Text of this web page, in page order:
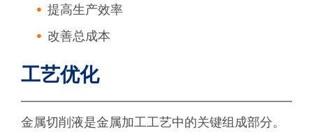
提高生产效率
改善总成本
工艺优化
金属切削液是金属加工工艺中的关键组成部分。